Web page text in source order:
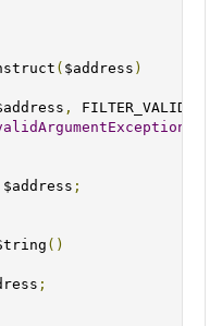
( $address )
,
$address ;
()
;